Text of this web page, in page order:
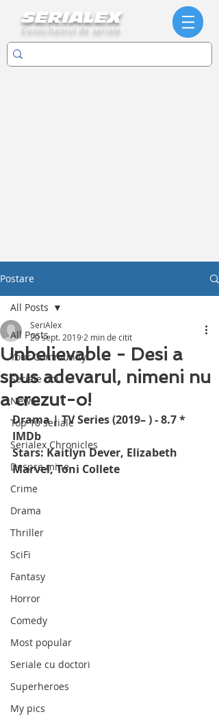
SERIALEX
Consultantul de seriale
Postare
All Posts
Your Community
Seriale noi
News
Top 10 seriale
Serialex Chronicles
Despre mine
Crime
Drama
Thriller
SciFi
Fantasy
Horror
Comedy
Most popular
Seriale cu doctori
Superheroes
My pics
All Posts
Unbelievable - Desi a
spus adevarul, nimeni nu
a crezut-o!
SeriAlex
20 sept. 2019 2 min de citit
Drama | TV Series (2019– ) - 8.7 *
IMDb
Stars: Kaitlyn Dever, Elizabeth
Marvel, Toni Collete